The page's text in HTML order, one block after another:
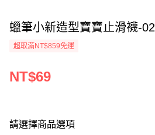
蠟筆小新造型寶寶止滑襪-02
超取滿NT$859免運
NT$69
請選擇商品選項